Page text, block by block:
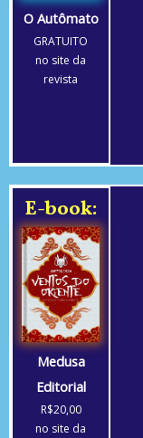
O Autômato
GRATUITO
no site da
revista
E-book:
Medusa
Editorial
R$20,00
no site da